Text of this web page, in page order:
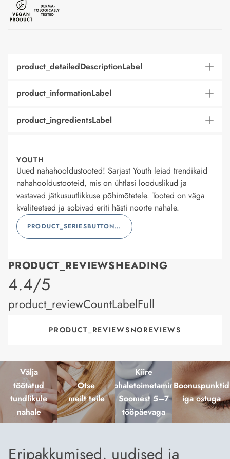
product_detailedDescriptionLabel
product_informationLabel
product_ingredientsLabel
YOUTH
Uued nahahooldustooted! Sarjast Youth leiad trendikaid
nahahooldustooteid, mis on ühtlasi looduslikud ja
vastavad jätkusuutlikkuse põhimõtetele. Tooted on väga
kvaliteetsed ja sobivad eriti hästi noorte nahale.
PRODUCT_SERIESBUTTONLABEL
PRODUCT_REVIEWSHEADING
product_rating
4.4/5
product_reviewCountLabelFull
PRODUCT_REVIEWSNOREVIEWS
Välja
töötatud
tundlikule
nahale
Otse
meilt teile
Kiire
kohaletoimetamine
Soomest 5–7
tööpäevaga
Boonuspunktid
iga ostuga
Eripakkumised, uudised ja